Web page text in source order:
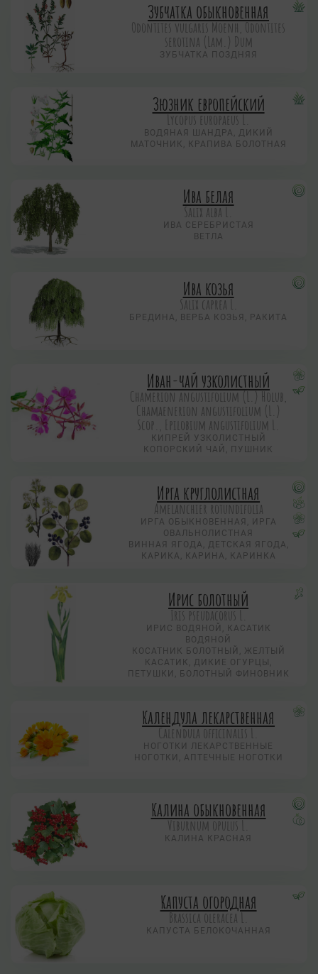
Зубчатка обыкновенная
Odontites vulgaris Moenh, Odontites
serotina (Lam.) Dum
ЗУБЧАТКА ПОЗДНЯЯ
Зюзник европейский
Lycopus europaeus L.
ВОДЯНАЯ ШАНДРА, ДИКИЙ
МАТОЧНИК, КРАПИВА БОЛОТНАЯ
Ива белая
Salix alba L.
ИВА СЕРЕБРИСТАЯ
ВЕТЛА
Ива козья
Salix caprea L.
БРЕДИНА, ВЕРБА КОЗЬЯ, РАКИТА
Иван-чай узколистный
Chamerion angustifolium (L.) Holub,
Chamaenerion angustifolium (L.)
Scop., Epilobium angustifolium L.
КИПРЕЙ УЗКОЛИСТНЫЙ
КОПОРСКИЙ ЧАЙ, ПУШНИК
Ирга круглолистная
Amelanchier rotundifolia
ИРГА ОБЫКНОВЕННАЯ, ИРГА
ОВАЛЬНОЛИСТНАЯ
ВИННАЯ ЯГОДА, ДЕТСКАЯ ЯГОДА,
КАРИКА, КАРИНА, КАРИНКА
Ирис болотный
Iris pseudacorus L.
ИРИС ВОДЯНОЙ, КАСАТИК
ВОДЯНОЙ
КОСАТНИК БОЛОТНЫЙ, ЖЕЛТЫЙ
КАСАТИК, ДИКИЕ ОГУРЦЫ,
ПЕТУШКИ, БОЛОТНЫЙ ФИНОВНИК
Календула лекарственная
Calendula officinalis L.
НОГОТКИ ЛЕКАРСТВЕННЫЕ
НОГОТКИ, АПТЕЧНЫЕ НОГОТКИ
Калина обыкновенная
Viburnum opulus L.
КАЛИНА КРАСНАЯ
Капуста огородная
Brassica oleracea L.
КАПУСТА БЕЛОКОЧАННАЯ